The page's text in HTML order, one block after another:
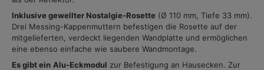
Inklusive gewellter Nostalgie-Rosette (Ø 110 mm, Tiefe 33 mm).
Drei Messing-Kappenmuttern befestigen die Rosette auf der
mitgelieferten, verdeckt liegenden Wandplatte und ermöglichen
eine ebenso einfache wie saubere Wandmontage.
Es gibt ein Alu-Eckmodul zur Befestigung an Hausecken. Zur